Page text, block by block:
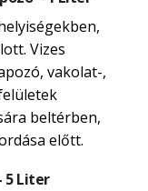
Vizes
vakolat-,
beltérben,
előtt.
5 Liter